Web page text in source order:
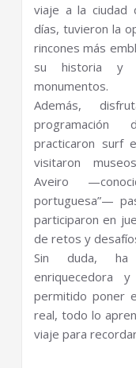
viaje a la ciudad
días, tuvieron la
rincones más
su historia y
monumentos.
Además,
programación
practicaron surf
visitaron
Aveiro
portuguesa”—
participaron en
de retos y
Sin duda, ha
enriquecedora
permitido poner
real, todo lo
viaje para